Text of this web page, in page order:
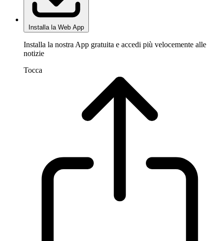
Installa la Web App
Installa la nostra App gratuita e accedi più velocemente alle
notizie
Tocca